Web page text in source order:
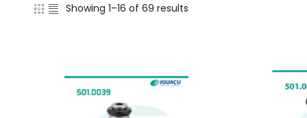
Showing 1–16 of 69 results